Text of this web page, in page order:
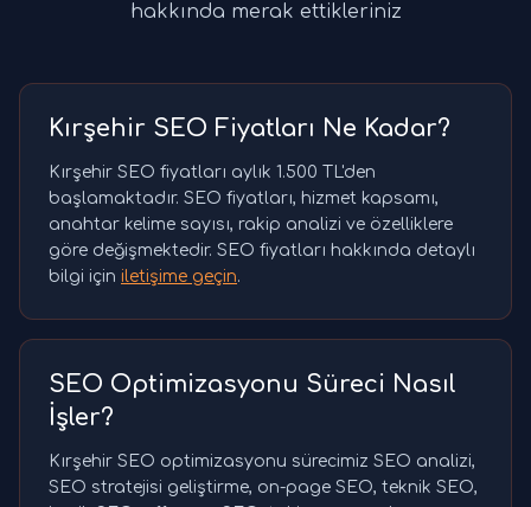
hakkında merak ettikleriniz
Kırşehir SEO Fiyatları Ne Kadar?
Kırşehir SEO fiyatları aylık 1.500 TL'den
başlamaktadır. SEO fiyatları, hizmet kapsamı,
anahtar kelime sayısı, rakip analizi ve özelliklere
göre değişmektedir. SEO fiyatları hakkında detaylı
bilgi için iletişime geçin.
SEO Optimizasyonu Süreci Nasıl
İşler?
Kırşehir SEO optimizasyonu sürecimiz SEO analizi,
SEO stratejisi geliştirme, on-page SEO, teknik SEO,